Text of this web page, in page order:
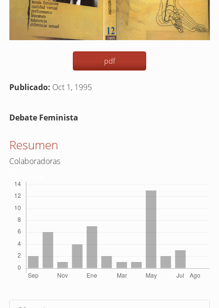
pdf
Publicado: Oct 1, 1995
Contenido
del
artículo
Debate Feminista
Resumen
Colaboradoras